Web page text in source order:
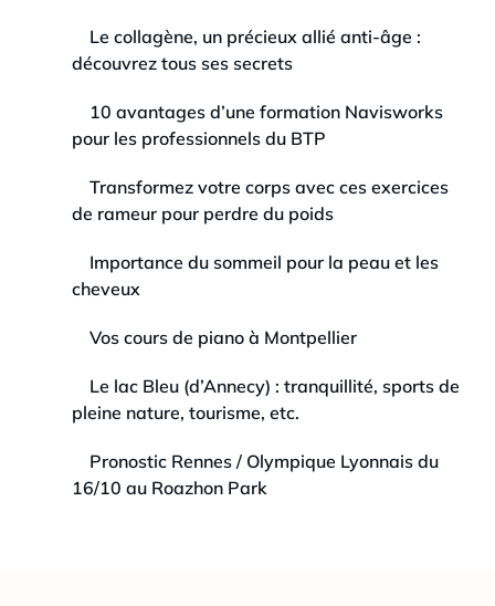
Le collagène, un précieux allié anti-âge :
découvrez tous ses secrets
10 avantages d’une formation Navisworks
pour les professionnels du BTP
Transformez votre corps avec ces exercices
de rameur pour perdre du poids
Importance du sommeil pour la peau et les
cheveux
Vos cours de piano à Montpellier
Le lac Bleu (d’Annecy) : tranquillité, sports de
pleine nature, tourisme, etc.
Pronostic Rennes / Olympique Lyonnais du
16/10 au Roazhon Park